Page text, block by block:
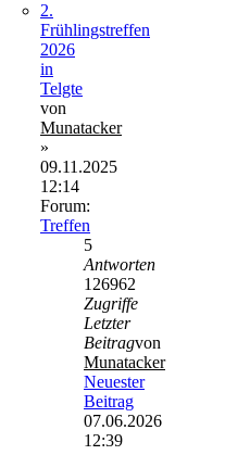
2.
Frühlingstreffen
2026
in
Telgte
von
Munatacker
»
09.11.2025
12:14
Forum:
Treffen
5
Antworten
126962
Zugriffe
Letzter
Beitragvon
Munatacker
Neuester
Beitrag
07.06.2026
12:39